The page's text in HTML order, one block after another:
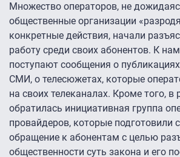
Множество операторов, не
общественные организации
конкретные действия, начали
работу среди своих абонентов. К
поступают сообщения о
СМИ, о телесюжетах, которые
на своих телеканалах. Кроме того,
обратилась инициативная группа
провайдеров, которые подготовили
обращение к абонентам с целью
общественности суть закона и его